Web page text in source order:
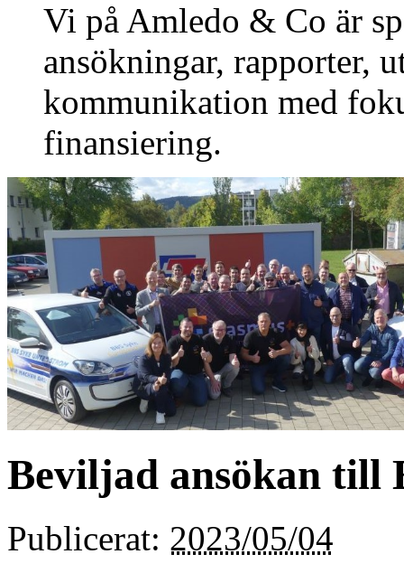
Vi på Amledo & Co är
ansökningar, rapporter,
kommunikation med
finansiering.
Beviljad ansökan till
Publicerat: 2023/05/04